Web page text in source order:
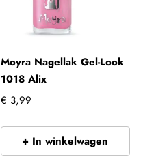
Moyra Nagellak Gel-Look
1018 Alix
€ 3,99
+ In winkelwagen